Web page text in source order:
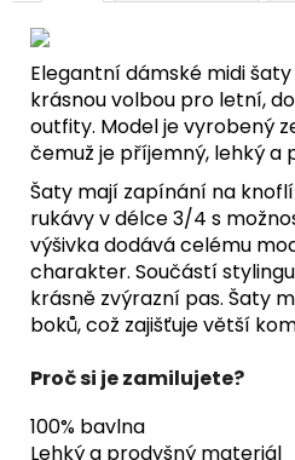
Elegantní dámské midi
krásnou volbou pro letní,
outfity. Model je vyrobený
čemuž je příjemný, lehký a
Šaty mají zapínání na
rukávy v délce 3/4 s
výšivka dodává celému
charakter. Součástí
krásně zvýrazní pas. Šaty
boků, což zajišťuje větší
Proč si je zamilujete?
100% bavlna
Lehký a prodyšný materiál